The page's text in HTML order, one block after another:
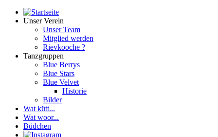
Unser Verein
Unser Team
Mitglied werden
Rievkooche ?
Tanzgruppen
Blue Berrys
Blue Stars
Blue Velvet
Historie
Bilder
Wat kütt...
Wat woor...
Büdchen